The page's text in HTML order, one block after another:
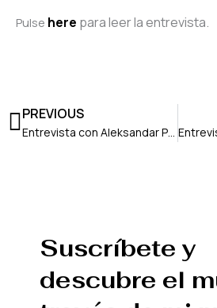
Pulse here para leer la entrevista.
Ant
PREVIOUS
Entrevista con Aleksandar Petrov
Suscríbete y
descubre el